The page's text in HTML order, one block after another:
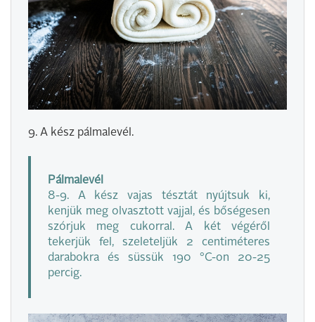
9. A kész pálmalevél.
Pálmalevél
8-9. A kész vajas tésztát nyújtsuk ki,
kenjük meg olvasztott vajjal, és bőségesen
szórjuk meg cukorral. A két végéről
tekerjük fel, szeleteljük 2 centiméteres
darabokra és süssük 190 °C-on 20-25
percig.